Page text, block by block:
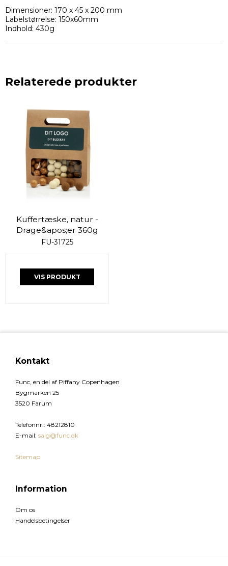
Dimensioner: 170 x 45 x 200 mm
Labelstørrelse: 150x60mm
Indhold: 430g
Relaterede produkter
Kuffertæske, natur -
Drage&apos;er 360g
FU-31725
VIS PRODUKT
Kontakt
Func, en del af Piffany Copenhagen
Bygmarken 25
3520 Farum
Telefonnr. : 48212810
E-mail: salg@func.dk
Sitemap
Information
Om os
Handelsbetingelser